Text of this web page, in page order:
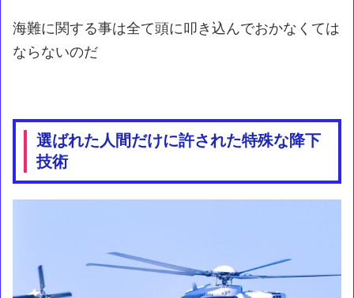
海難に関する事は全て頭に叩き込んでおかなくては
ならないのだ
選ばれた人間だけに許された特殊な降下
技術